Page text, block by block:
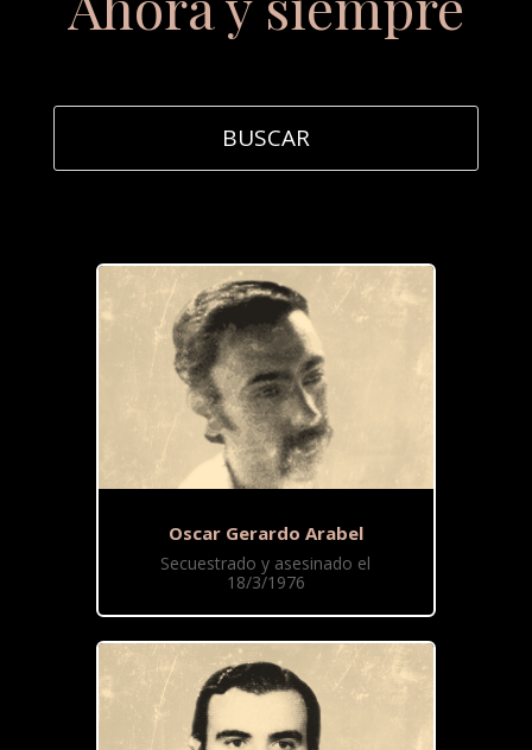
Oscar Gerardo Arabel
Secuestrado y asesinado el
18/3/1976